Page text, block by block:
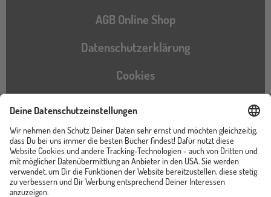
AGB Online Shop
Datenschutzerklärung
Cookies
Barrierefreiheitserklärung
Instagram
TikTokPinterestYouTubeFacebook